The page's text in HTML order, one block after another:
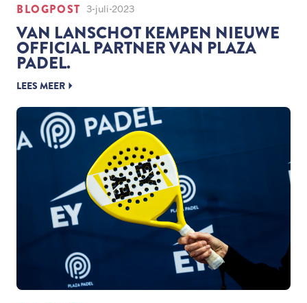
BLOGPOST 3-juli-2023
VAN LANSCHOT KEMPEN NIEUWE
OFFICIAL PARTNER VAN PLAZA
PADEL.
LEES MEER